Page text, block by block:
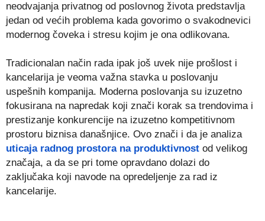
neodvajanja privatnog od poslovnog života predstavlja
jedan od većih problema kada govorimo o svakodnevici
modernog čoveka i stresu kojim je ona odlikovana.
Tradicionalan način rada ipak još uvek nije prošlost i
kancelarija je veoma važna stavka u poslovanju
uspešnih kompanija. Moderna poslovanja su izuzetno
fokusirana na napredak koji znači korak sa trendovima i
prestizanje konkurencije na izuzetno kompetitivnom
prostoru biznisa današnjice. Ovo znači i da je analiza
uticaja radnog prostora na produktivnost od velikog
značaja, a da se pri tome opravdano dolazi do
zaključaka koji navode na opredeljenje za rad iz
kancelarije.